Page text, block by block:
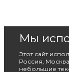
Мы
Этот сайт
Россия,
небольшие